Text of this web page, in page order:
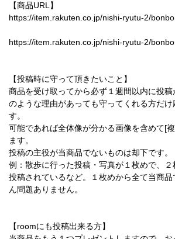
【商品URL】
https://item.rakuten.co.jp/nishi-ryutu-2/
https://item.rakuten.co.jp/nishi-ryutu-2/
【投稿時に守って頂きたいこと】
商品を受け取ってから必ず１週間以内に投
のような理由があっても守ってくれる方だけ
す。
可能であれば全体像が分かる画像を含めて[
ます。
投稿の主役が当商品でないものは却下です。
例：散歩に行った投稿・写真が１枚めで、
投稿されているなど。１枚めから全て当商品
ん問題ありません。
【roomにも投稿出来る方】